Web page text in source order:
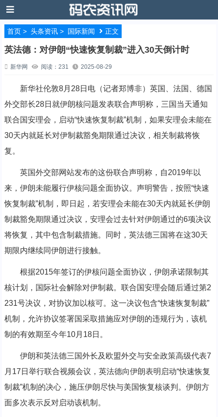
首页> 头条资讯> 国际新闻 正文
英法德：对伊朗“快速恢复制裁”进入30天倒计时
新华网 阅读：231 2025-08-29
新华社伦敦8月28日电（记者郑博非）英国、法国、德国
外交部长28日就伊朗核问题发表联合声明称，三国当天通知
联合国安理会，启动“快速恢复制裁”机制，如果安理会未能在
30天内就延长对伊制裁豁免期限通过决议，相关制裁将恢
复。
英国外交部网站发布的这份联合声明称，自2019年以
来，伊朗未能履行伊核问题全面协议。声明警告，按照“快速
恢复制裁”机制，即日起，若安理会未能在30天内就延长伊朗
制裁豁免期限通过决议，安理会过去针对伊朗通过的6项决议
将恢复，其中包含制裁措施。同时，英法德三国将在这30天
期限内继续同伊朗进行接触。
根据2015年签订的伊核问题全面协议，伊朗承诺限制其
核计划，国际社会解除对伊制裁。联合国安理会随后通过第2
231号决议，对协议加以核可。这一决议包含“快速恢复制裁”
机制，允许协议签署国采取措施应对伊朗的违规行为，该机
制的有效期至今年10月18日。
伊朗和英法德三国外长及欧盟外交与安全政策高级代表7
月17日举行联合视频会议，英法德向伊朗表明启动“快速恢复
制裁”机制的决心，施压伊朗尽快与美国恢复核谈判。伊朗方
面多次表示反对启动该机制。